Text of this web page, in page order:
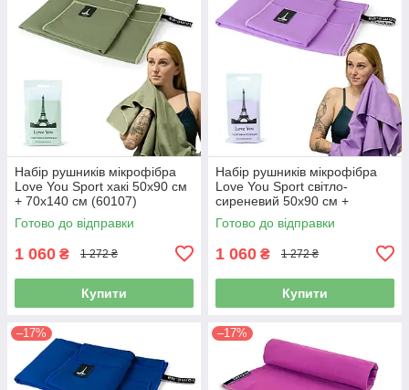
Набір рушників мікрофібра
Love You Sport хакі 50х90 см
+ 70х140 см (60107)
Готово до відправки
1 060 ₴ 1 272 ₴
Купити
Набір рушників мікрофібра
Love You Sport світло-
сиреневий 50х90 см +
70х140 см (60112)
Готово до відправки
1 060 ₴ 1 272 ₴
Купити
–17% –17%